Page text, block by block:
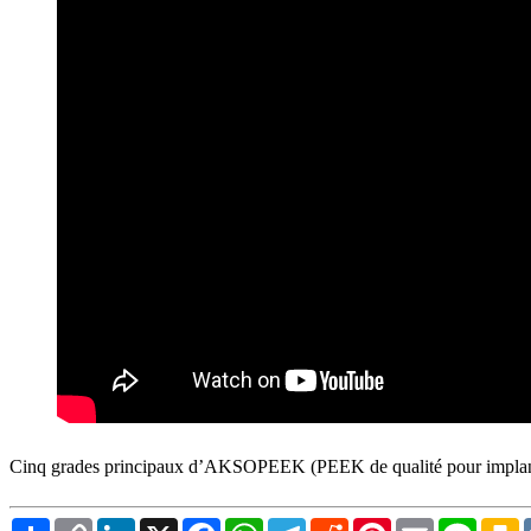
Cinq grades principaux d’AKSOPEEK (PEEK de qualité pour
Share Copy
LinkedIn
X FacebookWhatsAppTelegramRedditPinterestEmail Line